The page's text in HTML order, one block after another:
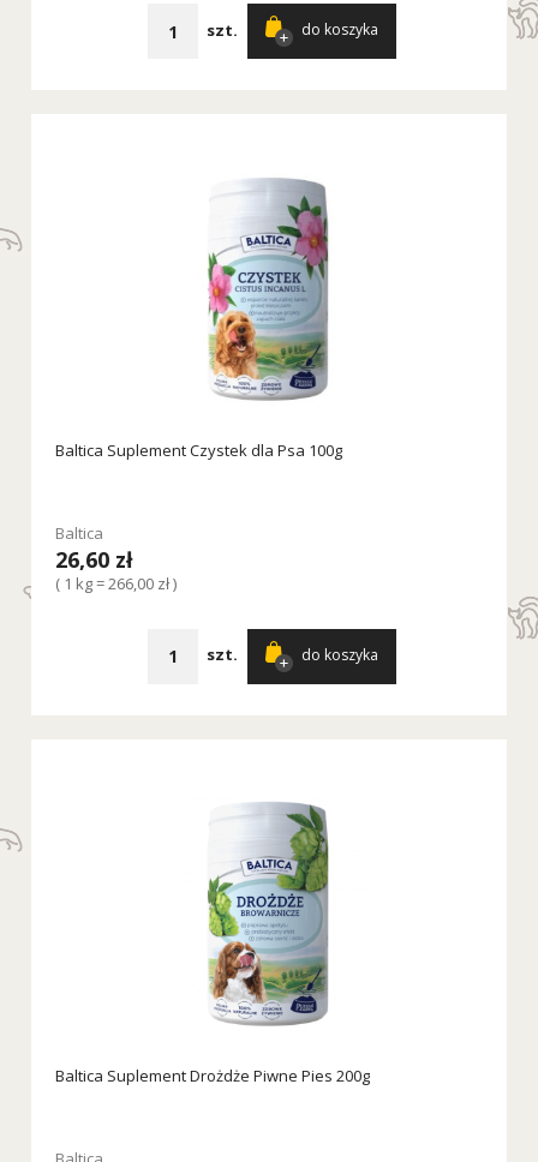
szt. do koszyka
Baltica Suplement Czystek dla Psa 100g
Baltica
26,60 zł
( 1 kg = 266,00 zł )
szt. do koszyka
Baltica Suplement Drożdże Piwne Pies 200g